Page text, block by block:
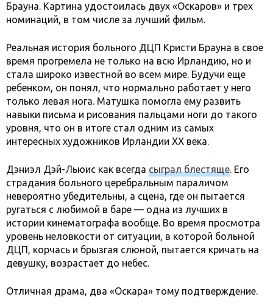
Брауна. Картина удостоилась двух «Оскаров» и трех
номинаций, в том числе за лучший фильм.
Реальная история больного ДЦП Кристи Брауна в свое
время прогремела не только на всю Ирландию, но и
стала широко известной во всем мире. Будучи еще
ребенком, он понял, что нормально работает у него
только левая нога. Матушка помогла ему развить
навыки письма и рисования пальцами ноги до такого
уровня, что он в итоге стал одним из самых
интересных художников Ирландии XX века.
Дэниэл Дэй-Льюис как всегда сыграл блестяще. Его
страдания больного церебральным параличом
невероятно убедительны, а сцена, где он пытается
ругаться с любимой в баре — одна из лучших в
истории кинематографа вообще. Во время просмотра
уровень неловкости от ситуации, в которой больной
ДЦП, корчась и брызгая слюной, пытается кричать на
девушку, возрастает до небес.
Отличная драма, два «Оскара» тому подтверждение.